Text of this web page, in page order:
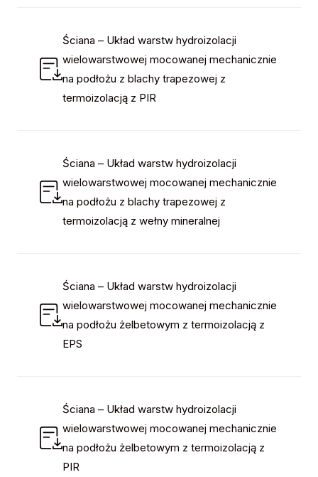
Ściana – Układ warstw hydroizolacji
wielowarstwowej mocowanej mechanicznie
na podłożu z blachy trapezowej z
termoizolacją z PIR
Ściana – Układ warstw hydroizolacji
wielowarstwowej mocowanej mechanicznie
na podłożu z blachy trapezowej z
termoizolacją z wełny mineralnej
Ściana – Układ warstw hydroizolacji
wielowarstwowej mocowanej mechanicznie
na podłożu żelbetowym z termoizolacją z
EPS
Ściana – Układ warstw hydroizolacji
wielowarstwowej mocowanej mechanicznie
na podłożu żelbetowym z termoizolacją z
PIR